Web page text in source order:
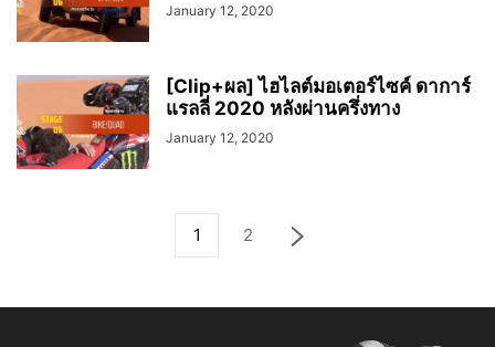
January 12, 2020
[Clip+ผล] ไฮไลต์มอเตอร์ไซค์ ดาการ์
แรลลี่ 2020 หลังผ่านครึ่งทาง
January 12, 2020
1 2